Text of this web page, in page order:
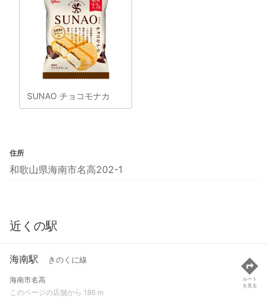
SUNAO チョコモナカ
住所
和歌山県海南市名高202-1
近くの駅
海南駅 きのくに線
海南市名高
このページの店舗から 186 m
ルート
を見る